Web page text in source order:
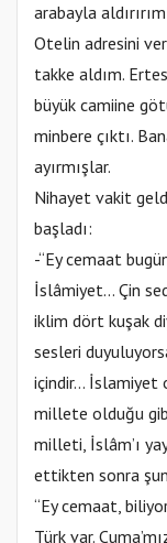
arabayla
Otelin adresini
takke aldım.
büyük camiine
minbere çıktı.
ayırmışlar.
Nihayet vakit
başladı:
-“Ey cemaat
İslâmiyet… Çin
iklim dört kuşak
sesleri
içindir… İslamiyet
millete olduğu
milleti, İslâm’ı
ettikten sonra
“Ey cemaat,
Türk var.